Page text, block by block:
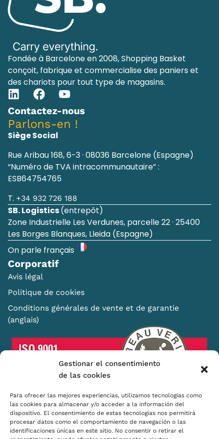
Gestionar el consentimiento
de las cookies
Para ofrecer las mejores experiencias, utilizamos tecnologías como
las cookies para almacenar y/o acceder a la información del
dispositivo. El consentimiento de estas tecnologías nos permitirá
procesar datos como el comportamiento de navegación o las
identificaciones únicas en este sitio. No consentir o retirar el
Fondée à Barcelone en 2008, Shopping Basket
conçoit, fabrique et commercialise des paniers et
des chariots pour tout type de magasins.
Contactez-nous
Parlons-en !
Siège Social
Rue Aribau 168, 6-3 · 08036 Barcelone (Espagne)
“Numéro de TVA intracommunautaire” :
ESB64754765
T. +34 932 726 188
SB. Logistics(entrepôt)
Zone Industrielle Les Verdunes, parcelle 22 · 25400
Les Borges Blanques, Lleida (Espagne)
On parle français
Corporatif
Avis légal
Politique de cookies
Conditions générales de vente et de garantie
(anglais)
Shopping Basket
Distributeurs